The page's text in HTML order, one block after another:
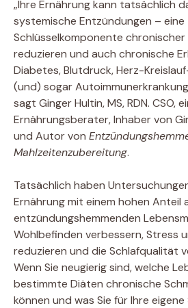
„Ihre Ernährung kann tatsächlich
systemische Entzündungen – eine
Schlüsselkomponente chronischer
reduzieren und auch chronische
Diabetes, Blutdruck, Herz-
(und) sogar
sagt Ginger Hultin, MS, RDN. CSO,
Ernährungsberater, Inhaber von
und Autor von
Mahlzeitenzubereitung.
Tatsächlich haben
Ernährung mit einem hohen Anteil
entzündungshemmenden
Wohlbefinden verbessern, Stress
reduzieren und die Schlafqualität
Wenn Sie neugierig sind, welche
bestimmte Diäten chronische
können und was Sie für Ihre